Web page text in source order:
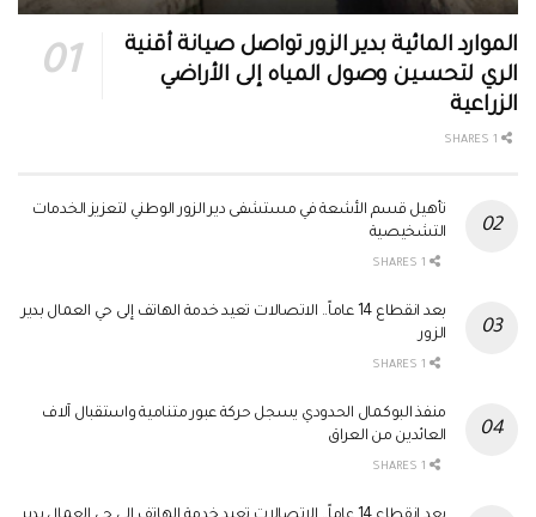
الموارد المائية بدير الزور تواصل صيانة أقنية
الري لتحسين وصول المياه إلى الأراضي
الزراعية
تأهيل قسم الأشعة في مستشفى دير الزور الوطني لتعزيز الخدمات
التشخيصية
بعد انقطاع 14 عاماً.. الاتصالات تعيد خدمة الهاتف إلى حي العمال بدير
الزور
منفذ البوكمال الحدودي يسجل حركة عبور متنامية واستقبال آلاف
العائدين من العراق